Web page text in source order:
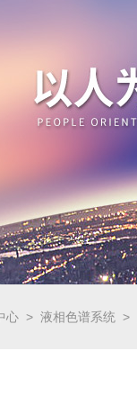
心 >液相色谱系统 >